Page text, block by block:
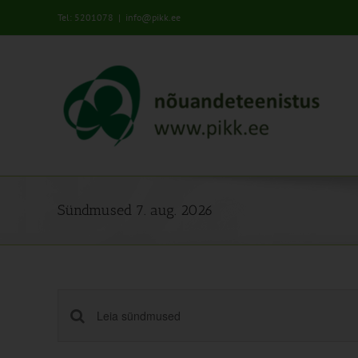
Tel: 5201078 | info@pikk.ee
Sündmused 7. aug. 2026
Sündmused
Enter